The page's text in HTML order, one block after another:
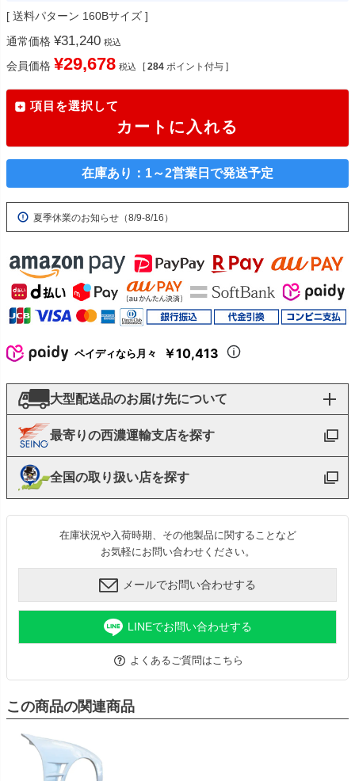
送料パターン 160Bサイズ
通常価格 ¥31,240 税込
会員価格 ¥29,678 税込 [ 284 ポイント付与 ]
項目を選択して
カートに入れる
在庫あり：1～2営業日で発送予定
夏季休業のお知らせ（8/9-8/16）
ペイディなら月々 ￥10,413
大型配送品のお届け先について
最寄りの西濃運輸支店を探す
全国の取り扱い店を探す
在庫状況や入荷時期、その他製品に関することなど
お気軽にお問い合わせください。
メールでお問い合わせする
LINEでお問い合わせする
よくあるご質問はこちら
この商品の関連商品